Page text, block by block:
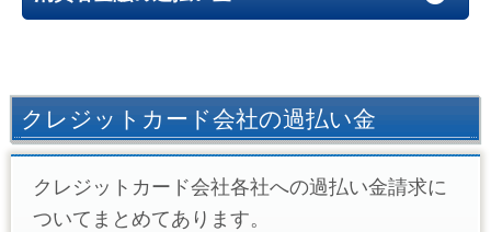
クレジットカード会社の過払い金
クレジットカード会社各社への過払い金請求に
ついてまとめてあります。